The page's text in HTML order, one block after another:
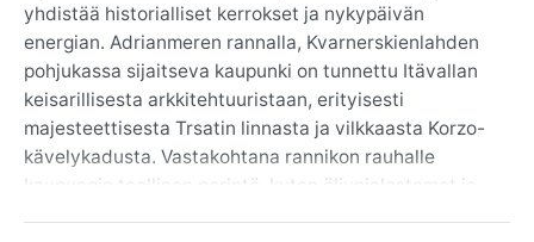
yhdistää historialliset kerrokset ja nykypäivän
energian. Adrianmeren rannalla, Kvarnerskienlahden
pohjukassa sijaitseva kaupunki on tunnettu Itävallan
keisarillisesta arkkitehtuuristaan, erityisesti
majesteettisesta Trsatin linnasta ja vilkkaasta Korzo-
kävelykadusta. Vastakohtana rannikon rauhalle
kaupungin teollinen perintö, kuten öljynjalostamot ja